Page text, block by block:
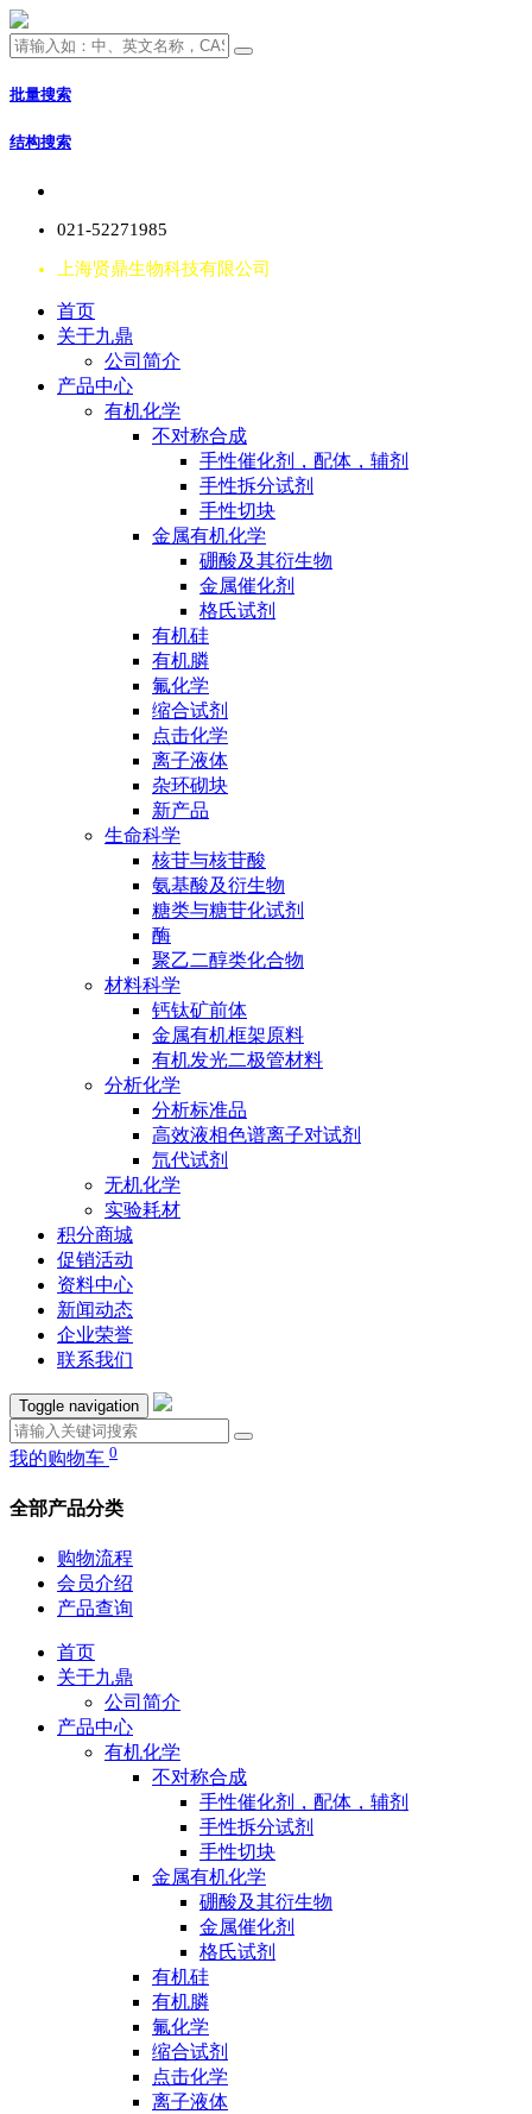
批量搜索
结构搜索
021-52271985
上海贤鼎生物科技有限公司
首页
关于九鼎
公司简介
产品中心
有机化学
不对称合成
手性催化剂，配体，辅剂
手性拆分试剂
手性切块
金属有机化学
硼酸及其衍生物
金属催化剂
格氏试剂
有机硅
有机膦
氟化学
缩合试剂
点击化学
离子液体
杂环砌块
新产品
生命科学
核苷与核苷酸
氨基酸及衍生物
糖类与糖苷化试剂
酶
聚乙二醇类化合物
材料科学
钙钛矿前体
金属有机框架原料
有机发光二极管材料
分析化学
分析标准品
高效液相色谱离子对试剂
氘代试剂
无机化学
实验耗材
积分商城
促销活动
资料中心
新闻动态
企业荣誉
联系我们
Toggle navigation
我的购物车 0
全部产品分类
购物流程
会员介绍
产品查询
首页
关于九鼎
公司简介
产品中心
有机化学
不对称合成
手性催化剂，配体，辅剂
手性拆分试剂
手性切块
金属有机化学
硼酸及其衍生物
金属催化剂
格氏试剂
有机硅
有机膦
氟化学
缩合试剂
点击化学
离子液体